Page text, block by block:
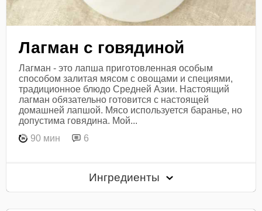
Лагман с говядиной
Лагман - это лапша приготовленная особым
способом залитая мясом с овощами и специями,
традиционное блюдо Средней Азии. Настоящий
лагман обязательно готовится с настоящей
домашней лапшой. Мясо используется баранье, но
допустима говядина. Мой...
90 мин
6
Ингредиенты